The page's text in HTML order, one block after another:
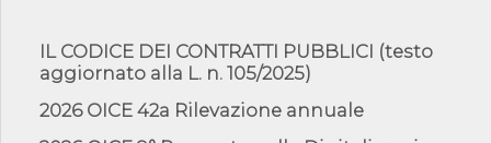
norme UE in m...
05/08/26 - DL Infrastrutture e PNRR è legge: approvata oggi la
amminist...
IL CODICE DEI CONTRATTI PUBBLICI (testo
aggiornato alla L. n. 105/2025)
2026 OICE 42a Rilevazione annuale